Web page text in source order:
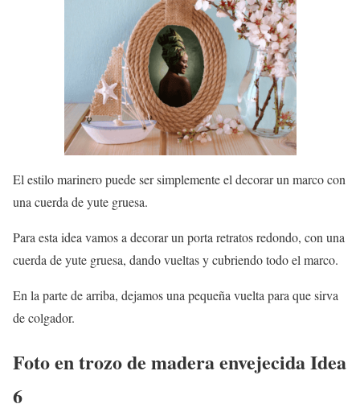
El estilo marinero puede ser simplemente el decorar un marco con
una cuerda de yute gruesa.
Para esta idea vamos a decorar un porta retratos redondo, con una
cuerda de yute gruesa, dando vueltas y cubriendo todo el marco.
En la parte de arriba, dejamos una pequeña vuelta para que sirva
de colgador.
Foto en trozo de madera envejecida Idea
6